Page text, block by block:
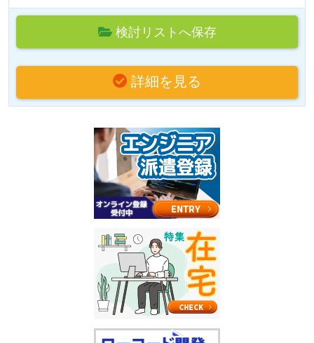
検討リストへ保存
詳細を見る